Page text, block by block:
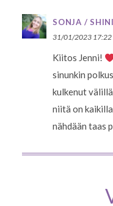
SONJA /
31/01/2023 17:22
Kiitos Jenni!
sinunkin
kulkenut
niitä on
nähdään taas